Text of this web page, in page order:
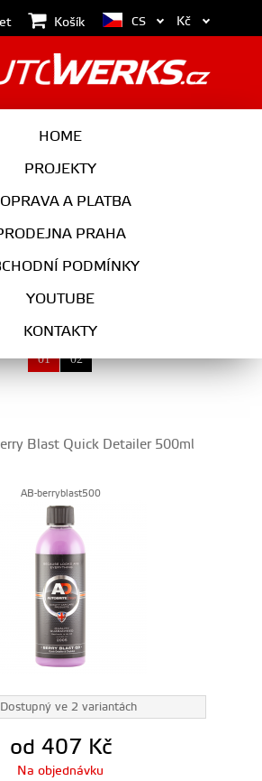
Košík
HOME
PROJEKTY
A PLATBA
PRAHA
PODMÍNKY
YOUTUBE
KONTAKTY
CS Kč
AUTOKOSMETIKA
01 02
Blast Quick Detailer 500ml
AB-berryblast500
Dostupný ve 2 variantách
od 407 Kč
Na objednávku